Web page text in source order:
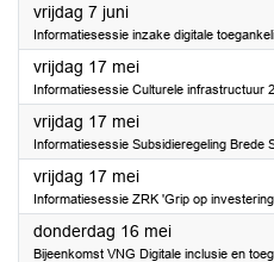
vrijdag 7 juni2024
Informatiesessie inzake digitale
vrijdag 17 mei2024
Informatiesessie Culturele infrastructuur
vrijdag 17 mei2024
Informatiesessie Subsidieregeling Brede
vrijdag 17 mei2024
Informatiesessie ZRK 'Grip op
donderdag 16 mei2024
Bijeenkomst VNG Digitale inclusie en